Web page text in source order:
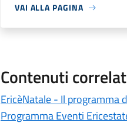
VAI ALLA PAGINA
Contenuti
EricèNatale - Il programma
Programma Eventi